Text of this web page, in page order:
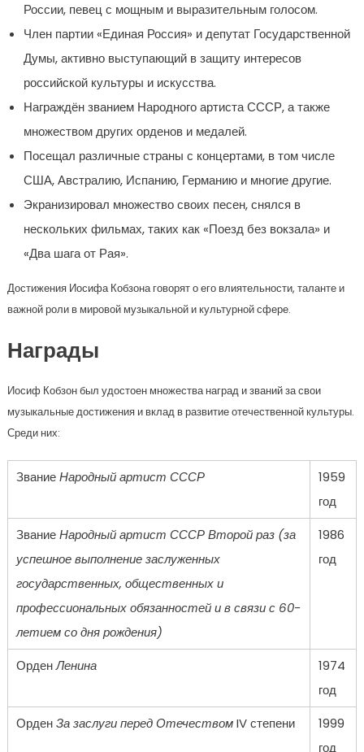
России, певец с мощным и выразительным голосом.
Член партии «Единая Россия» и депутат Государственной
Думы, активно выступающий в защиту интересов
российской культуры и искусства.
Награждён званием Народного артиста СССР, а также
множеством других орденов и медалей.
Посещал различные страны с концертами, в том числе
США, Австралию, Испанию, Германию и многие другие.
Экранизировал множество своих песен, снялся в
нескольких фильмах, таких как «Поезд без вокзала» и
«Два шага от Рая».
Достижения Иосифа Кобзона говорят о его влиятельности, таланте и
важной роли в мировой музыкальной и культурной сфере.
Награды
Иосиф Кобзон был удостоен множества наград и званий за свои
музыкальные достижения и вклад в развитие отечественной культуры.
Среди них:
ЗваниеНародный артист СССР
1959
год
ЗваниеНародный артист СССР Второй раз (за
успешное выполнение заслуженных
государственных, общественных и
профессиональных обязанностей и в связи с 60-
летием со дня рождения)
1986
год
ОрденЛенина
1974
год
ОрденЗа заслуги перед ОтечествомIV степени
1999
год